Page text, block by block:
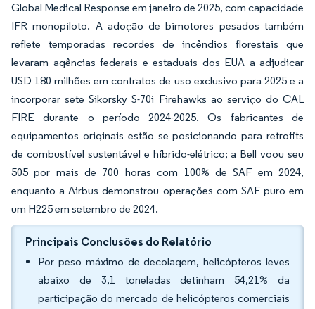
Global Medical Response em janeiro de 2025, com capacidade
IFR monopiloto. A adoção de bimotores pesados também
reflete temporadas recordes de incêndios florestais que
levaram agências federais e estaduais dos EUA a adjudicar
USD 180 milhões em contratos de uso exclusivo para 2025 e a
incorporar sete Sikorsky S-70i Firehawks ao serviço do CAL
FIRE durante o período 2024-2025. Os fabricantes de
equipamentos originais estão se posicionando para retrofits
de combustível sustentável e híbrido-elétrico; a Bell voou seu
505 por mais de 700 horas com 100% de SAF em 2024,
enquanto a Airbus demonstrou operações com SAF puro em
um H225 em setembro de 2024.
Principais Conclusões do Relatório
Por peso máximo de decolagem, helicópteros leves
abaixo de 3,1 toneladas detinham 54,21% da
participação do mercado de helicópteros comerciais